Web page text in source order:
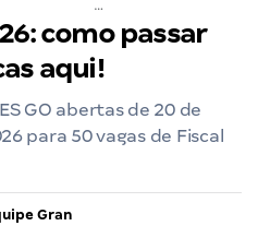
como passar
aqui!
GO abertas de 20 de
para 50 vagas de Fiscal
Gran